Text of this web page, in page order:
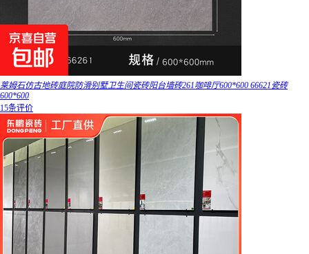
莱姆石仿古地砖庭院防滑别墅卫生间瓷砖阳台墙砖261咖啡厅600*600 66621瓷砖
600*600
15条评价